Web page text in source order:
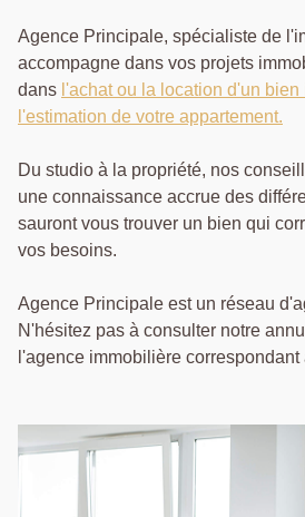
Agence Principale, spécialiste de
accompagne dans vos projets
dans l'achat ou la location d'un
l'estimation de votre appartement.
Du studio à la propriété, nos
une connaissance accrue des
sauront vous trouver un bien qui
vos besoins.
Agence Principale est un réseau
N'hésitez pas à consulter notre
l'agence immobilière correspondant